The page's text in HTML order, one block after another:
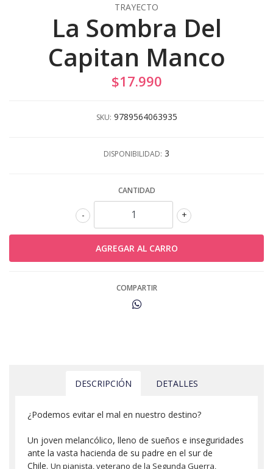
TRAYECTO
La Sombra Del
Capitan Manco
$17.990
SKU: 9789564063935
DISPONIBILIDAD: 3
CANTIDAD
+
-
COMPARTIR
DESCRIPCIÓN DETALLES
¿Podemos evitar el mal en nuestro destino?
Un joven melancólico, lleno de sueños e inseguridades
ante la vasta hacienda de su padre en el sur de
Chile. Un pianista, veterano de la Segunda Guerra,